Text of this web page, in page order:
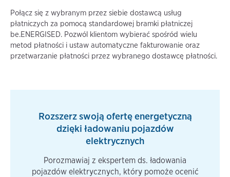
Połącz się z wybranym przez siebie dostawcą usług
płatniczych za pomocą standardowej bramki płatniczej
be.ENERGISED. Pozwól klientom wybierać spośród wielu
metod płatności i ustaw automatyczne fakturowanie oraz
przetwarzanie płatności przez wybranego dostawcę płatności.
Rozszerz swoją ofertę energetyczną
dzięki ładowaniu pojazdów
elektrycznych
Porozmawiaj z ekspertem ds. ładowania
pojazdów elektrycznych, który pomoże ocenić